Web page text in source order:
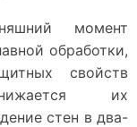
момент
обработки,
свойств
снижается их
стен в два-